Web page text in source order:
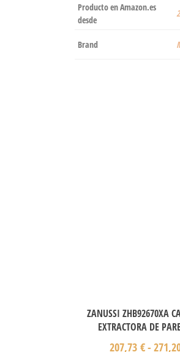
Producto en Amazon.es
desde
Brand
ZANUSSI ZHB92670XA
EXTRACTORA DE
207,73 €-